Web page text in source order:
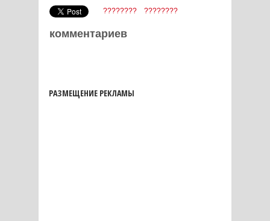
???????? ????????
комментариев
РАЗМЕЩЕНИЕ РЕКЛАМЫ